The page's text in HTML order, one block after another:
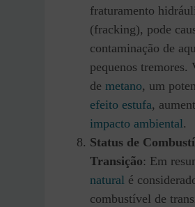
fraturamento
(fracking), pode
contaminação de
pequenos tremores.
de metano, um
efeito estufa,
impacto ambiental.
Status de
Transição: Em
natural é
combustível de